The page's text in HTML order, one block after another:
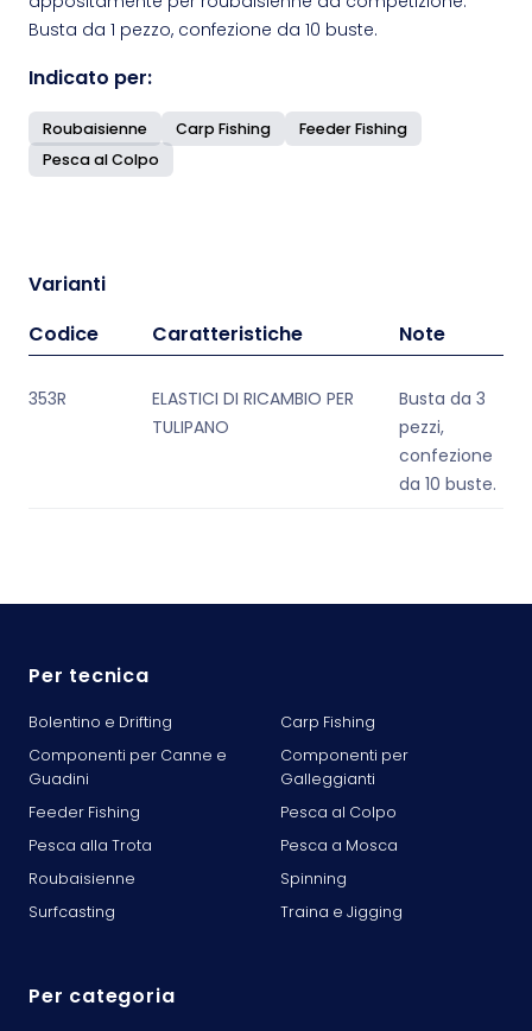
Busta da 1 pezzo, confezione da 10 buste.
Indicato per:
Roubaisienne Carp Fishing
Feeder Fishing
Pesca al Colpo
Varianti
Codice
Caratteristiche Note
353R
ELASTICI DI RICAMBIO PER
TULIPANO
Busta da 3
pezzi,
confezione
da 10 buste.
Per tecnica
Bolentino e Drifting
Carp Fishing
Componenti per Canne e
Guadini
Componenti per
Galleggianti
Feeder Fishing
Pesca al Colpo
Pesca alla Trota
Pesca a Mosca
Roubaisienne
Spinning
Surfcasting
Traina e Jigging
Per categoria